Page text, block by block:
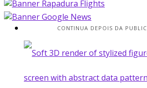
CONTINUA DEPOIS DA